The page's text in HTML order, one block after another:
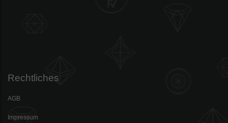
Rechtliches
AGB
Impressum